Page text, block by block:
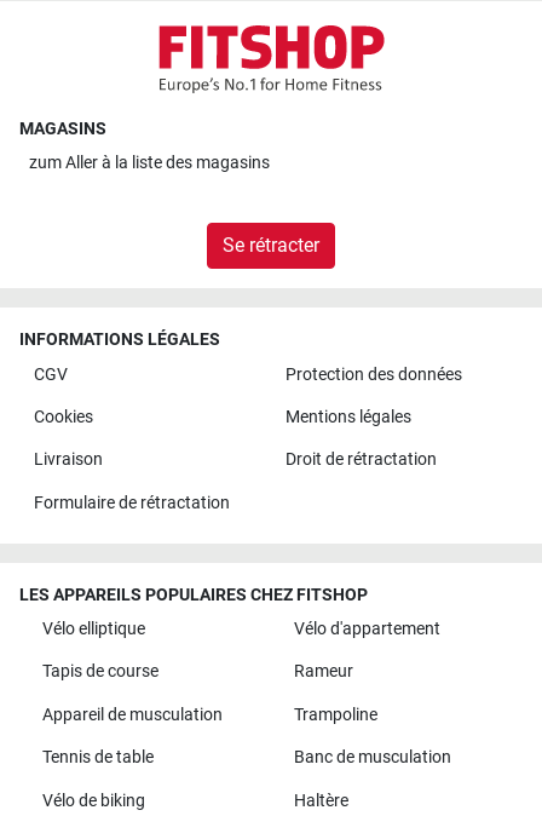
MAGASINS
zumAller à la liste des magasins
Se rétracter
INFORMATIONS LÉGALES
CGV
Protection des données
Cookies Mentions légales
Livraison Droit de rétractation
Formulaire de rétractation
LES APPAREILS POPULAIRES CHEZ FITSHOP
Vélo elliptique
Vélo d'appartement
Tapis de course Rameur
Appareil de musculation Trampoline
Tennis de table Banc de musculation
Vélo de biking Haltère